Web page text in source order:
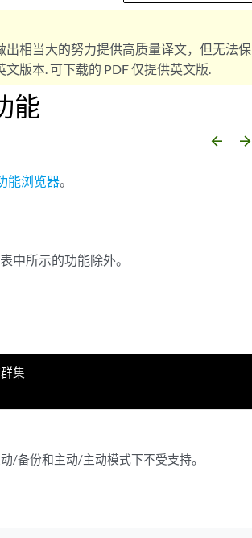
相当大的努力提供高质量译文，但无法保
版本. 可下载的 PDF 仅提供英文版.
能
arrow_backward arrow_forward
能浏览器。
中所示的功能除外。
集
/备份和主动/主动模式下不受支持。